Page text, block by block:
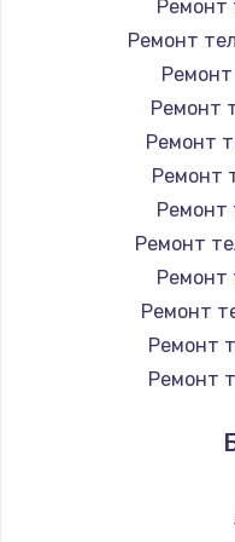
Замена
Замена
Ремонт
Ремонт
Ремонт
Ремонт
Ремонт
Ремонт
Ремонт
Ремонт
Ремонт
Ремонт
Ремонт
Ремонт
Ремонт
Ремонт
Ремонт